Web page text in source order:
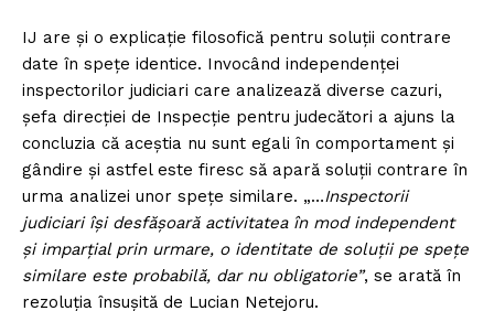
IJ are și o explicație filosofică pentru soluții contrare
date în spețe identice. Invocând independenței
inspectorilor judiciari care analizează diverse cazuri,
șefa direcției de Inspecție pentru judecători a ajuns la
concluzia că aceștia nu sunt egali în comportament și
gândire și astfel este firesc să apară soluții contrare în
urma analizei unor spețe similare. „…Inspectorii
judiciari își desfășoară activitatea în mod independent
și imparțial prin urmare, o identitate de soluții pe spețe
similare este probabilă, dar nu obligatorie”, se arată în
rezoluția însușită de Lucian Netejoru.